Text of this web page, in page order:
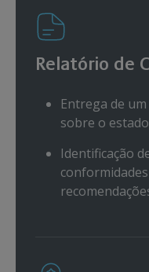
Relatório de
Entrega de
sobre o
Identificação